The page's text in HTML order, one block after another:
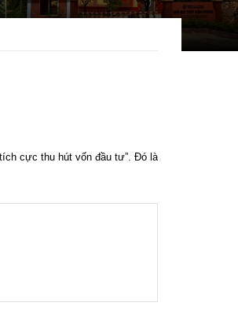
cực thu hút vốn đầu tư”. Đó là